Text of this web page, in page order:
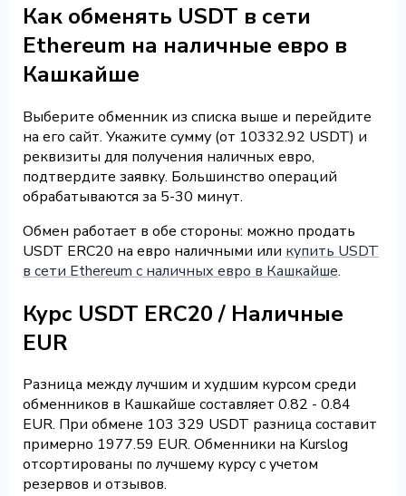
Как обменять USDT в сети
Ethereum на наличные евро в
Кашкайше
Выберите обменник из списка выше и перейдите
на его сайт. Укажите сумму (от 10332.92 USDT) и
реквизиты для получения наличных евро,
подтвердите заявку. Большинство операций
обрабатываются за 5-30 минут.
Обмен работает в обе стороны: можно продать
USDT ERC20 на евро наличными или купить USDT
в сети Ethereum с наличных евро в Кашкайше.
Курс USDT ERC20 / Наличные
EUR
Разница между лучшим и худшим курсом среди
обменников в Кашкайше составляет 0.82 - 0.84
EUR. При обмене 103 329 USDT разница составит
примерно 1977.59 EUR. Обменники на Kurslog
отсортированы по лучшему курсу с учетом
резервов и отзывов.